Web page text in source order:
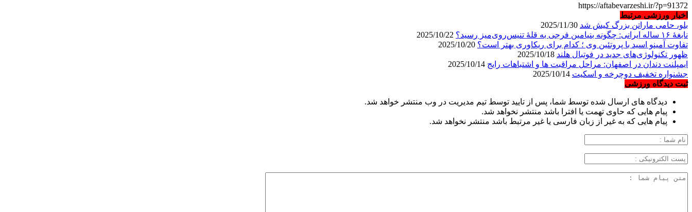
https://aftabevarzeshi.ir/?p=91372
اخبار ورزشی مرتبط
بلو، حامی ماراتن بزرگ کیش شد
نابغهٔ ۱۶ ساله ایرانی: چگونه بنیامین فرجی به قلهٔ تنیس‌روی‌میز رسید؟
تفاوت آمینو اسید با پروتئین وی ؛ کدام برای ریکاوری بهتر است؟
ظهور تکنولوژی‌های جدید در فوتبال هلند
ایمپلنت دندان در اصفهان: مراحل مراقبت ها و اشتباهات رایج
جشنواره تخفیف دوچرخه‌ و اسکیت
ثبت دیدگاه ورزشی
دیدگاه های ارسال شده توسط شما، پس از تایید توسط تیم مدیریت در وب منتشر خواهد شد.
پیام هایی که حاوی تهمت یا افترا باشد منتشر نخواهد شد.
پیام هایی که به غیر از زبان فارسی یا غیر مرتبط باشد منتشر نخواهد شد.